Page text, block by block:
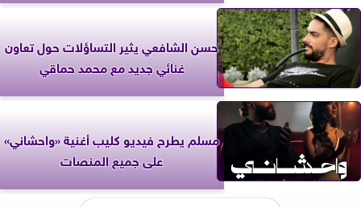
حسن الشافعي يثير التساؤلات حول تعاون
غنائي جديد مع محمد حماقي
مسلم يطرح فيديو كليب أغنية «واحشاني»
على جميع المنصات